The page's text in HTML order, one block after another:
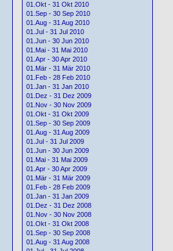
01.Okt - 31 Okt 2010
01.Sep - 30 Sep 2010
01.Aug - 31 Aug 2010
01.Jul - 31 Jul 2010
01.Jun - 30 Jun 2010
01.Mai - 31 Mai 2010
01.Apr - 30 Apr 2010
01.Mär - 31 Mär 2010
01.Feb - 28 Feb 2010
01.Jan - 31 Jan 2010
01.Dez - 31 Dez 2009
01.Nov - 30 Nov 2009
01.Okt - 31 Okt 2009
01.Sep - 30 Sep 2009
01.Aug - 31 Aug 2009
01.Jul - 31 Jul 2009
01.Jun - 30 Jun 2009
01.Mai - 31 Mai 2009
01.Apr - 30 Apr 2009
01.Mär - 31 Mär 2009
01.Feb - 28 Feb 2009
01.Jan - 31 Jan 2009
01.Dez - 31 Dez 2008
01.Nov - 30 Nov 2008
01.Okt - 31 Okt 2008
01.Sep - 30 Sep 2008
01.Aug - 31 Aug 2008